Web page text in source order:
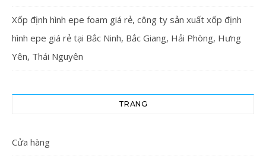
Xốp định hình epe foam giá rẻ, công ty sản xuất xốp định
hình epe giá rẻ tại Bắc Ninh, Bắc Giang, Hải Phòng, Hưng
Yên, Thái Nguyên
TRANG
Cửa hàng